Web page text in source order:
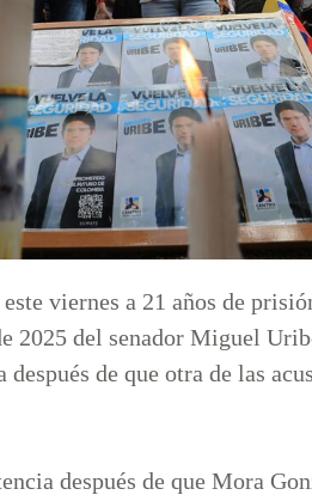
viernes a 21 años de
2025 del senador Miguel
después de que otra de las
después de que Mora